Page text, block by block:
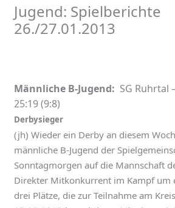
Jugend: Spielberichte
26./27.01.2013
Männliche B-Jugend: SG Ruhrtal
25:19 (9:8)
Derbysieger
(jh) Wieder ein Derby an diesem
männliche B-Jugend der
Sonntagmorgen auf die Mannschaft
Direkter Mitkonkurrent im Kampf um
drei Plätze, die zur Teilnahme am